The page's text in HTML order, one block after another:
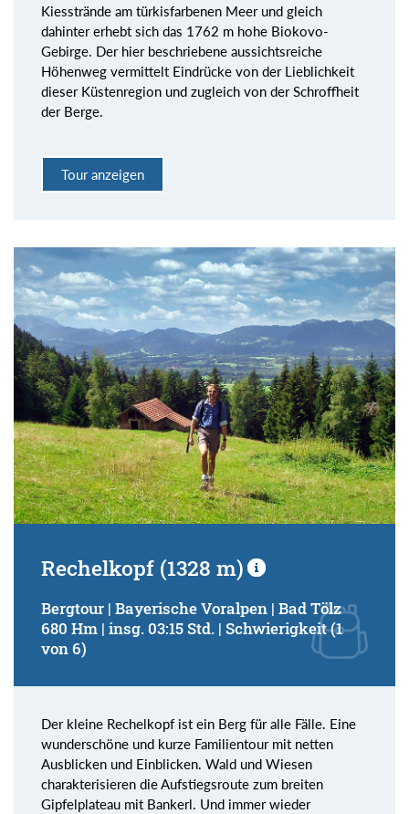
Kiesstrände am türkisfarbenen Meer und gleich
dahinter erhebt sich das 1762 m hohe Biokovo-
Gebirge. Der hier beschriebene aussichtsreiche
Höhenweg vermittelt Eindrücke von der Lieblichkeit
dieser Küstenregion und zugleich von der Schroffheit
der Berge.
Tour anzeigen
Rechelkopf (1328 m)
Bergtour | Bayerische Voralpen | Bad Tölz
680 Hm | insg. 03:15 Std. | Schwierigkeit (1
von 6)
Der kleine Rechelkopf ist ein Berg für alle Fälle. Eine
wunderschöne und kurze Familientour mit netten
Ausblicken und Einblicken. Wald und Wiesen
charakterisieren die Aufstiegsroute zum breiten
Gipfelplateau mit Bankerl. Und immer wieder